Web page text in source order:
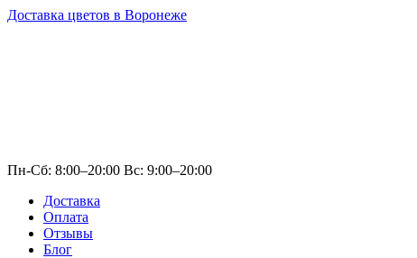
Доставка цветов в Воронеже
Пн-Сб: 8:00–20:00 Вс: 9:00–20:00
Доставка
Оплата
Отзывы
Блог